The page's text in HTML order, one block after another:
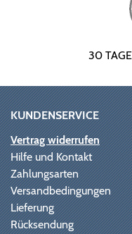
30
KUNDENSERVICE
Vertrag widerrufen
Hilfe und Kontakt
Zahlungsarten
Versandbedingungen
Lieferung
Rücksendung